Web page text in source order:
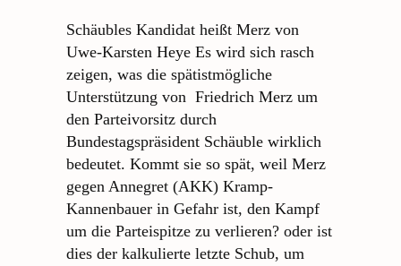
Schäubles Kandidat heißt Merz von
Uwe-Karsten Heye Es wird sich rasch
zeigen, was die spätistmögliche
Unterstützung von Friedrich Merz um
den Parteivorsitz durch
Bundestagspräsident Schäuble wirklich
bedeutet. Kommt sie so spät, weil Merz
gegen Annegret (AKK) Kramp-
Kannenbauer in Gefahr ist, den Kampf
um die Parteispitze zu verlieren? oder ist
dies der kalkulierte letzte Schub, um